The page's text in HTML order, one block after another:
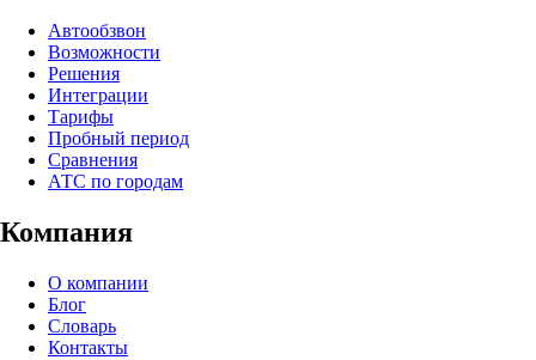
Автообзвон
Возможности
Решения
Интеграции
Тарифы
Пробный период
Сравнения
АТС по городам
Компания
О компании
Блог
Словарь
Контакты